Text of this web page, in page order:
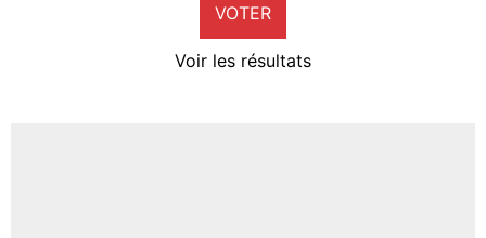
VOTER
Voir les résultats